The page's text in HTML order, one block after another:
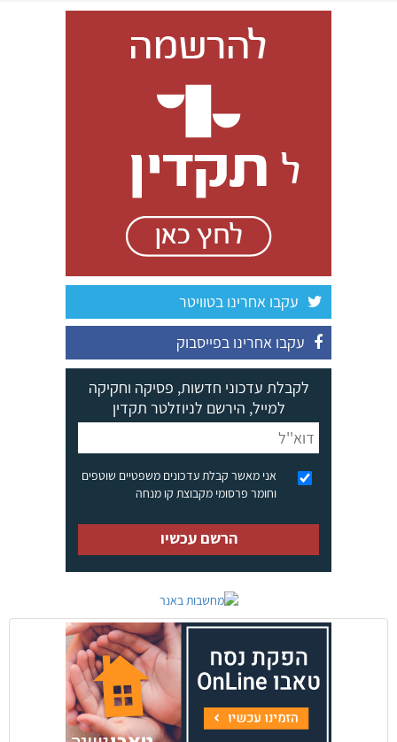
עקבו אחרינו בטוויטר
עקבו אחרינו בפייסבוק
לקבלת עדכוני חדשות, פסיקה וחקיקה
למייל, הירשם לניוזלטר תקדין
אני מאשר קבלת עדכונים משפטיים שוטפים
וחומר פרסומי מקבוצת קו מנחה
הרשם עכשיו